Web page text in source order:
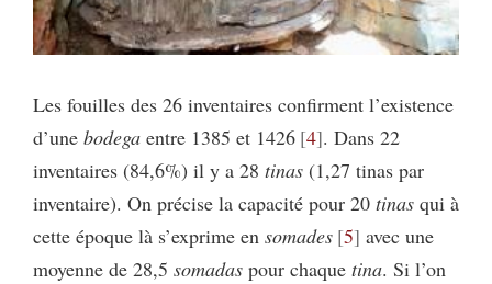
Les fouilles des 26 inventaires confirment l’existence
d’une bodega entre 1385 et 1426 4 . Dans 22
inventaires (84,6%) il y a 28 tinas (1,27 tinas par
inventaire). On précise la capacité pour 20 tinas qui à
cette époque là s’exprime en somades 5 avec une
moyenne de 28,5 somadas pour chaque tina. Si l’on